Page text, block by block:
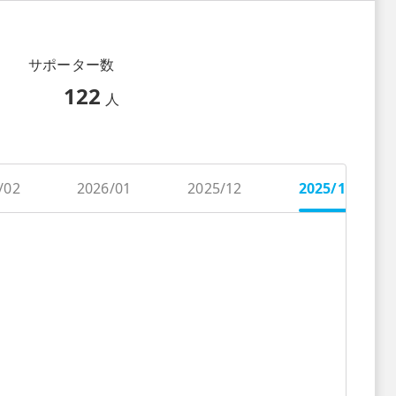
サポーター数
122 人
02 2026/01 2025/12 2025/11